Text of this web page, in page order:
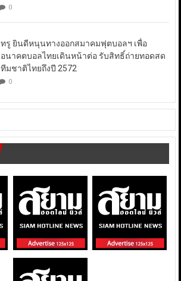
0
ทรู ยินดีหนุนทางออกสมาคมฟุตบอลฯ เพื่อ
อนาคตบอลไทยเดินหน้าต่อ รับสิทธิ์ถ่ายทอดสด
ทีมชาติไทยถึงปี 2572
0